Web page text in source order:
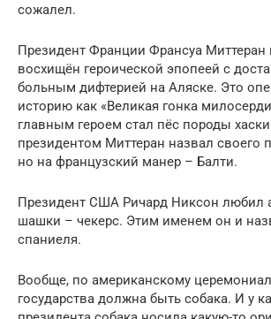
сожалел.
Президент Франции Франсуа Миттеран
восхищён героической эпопеей с
больным дифтерией на Аляске. Это
историю как «Великая гонка
главным героем стал пёс породы
президентом Миттеран назвал своего
но на французский манер – Балти.
Президент США Ричард Никсон любил
шашки – чекерс. Этим именем он и
спаниеля.
Вообще, по американскому
государства должна быть собака. И у